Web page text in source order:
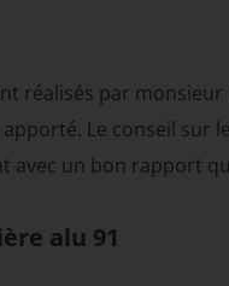
réalisés par
Le conseil sur
avec un bon rapport
alu 91